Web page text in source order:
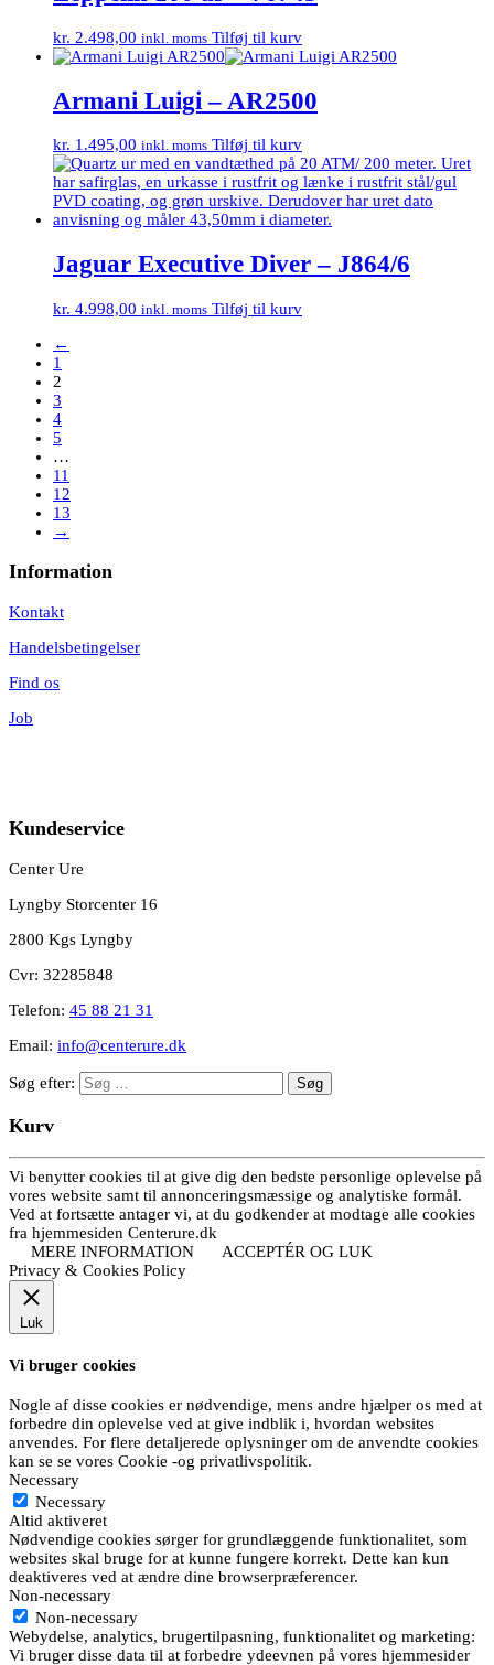
kr. 2.498,00 inkl. moms Tilføj til kurv
Armani Luigi – AR2500
kr. 1.495,00 inkl. moms Tilføj til kurv
Jaguar Executive Diver – J864/6
kr. 4.998,00 inkl. moms Tilføj til kurv
←
1
2
3
4
5
…
11
12
13
→
Information
Kontakt
Handelsbetingelser
Find os
Job
Kundeservice
Center Ure
Lyngby Storcenter 16
2800 Kgs Lyngby
Cvr: 32285848
Telefon: 45 88 21 31
Email: info@centerure.dk
Søg efter:
Kurv
Vi benytter cookies til at give dig den bedste personlige oplevelse på
vores website samt til annonceringsmæssige og analytiske formål.
Ved at fortsætte antager vi, at du godkender at modtage alle cookies
fra hjemmesiden Centerure.dk
MERE INFORMATION
ACCEPTÉR OG LUK
Privacy & Cookies Policy
Luk
Vi bruger cookies
Nogle af disse cookies er nødvendige, mens andre hjælper os med at
forbedre din oplevelse ved at give indblik i, hvordan websites
anvendes. For flere detaljerede oplysninger om de anvendte cookies
kan se se vores Cookie -og privatlivspolitik.
Necessary
Necessary
Altid aktiveret
Nødvendige cookies sørger for grundlæggende funktionalitet, som
websites skal bruge for at kunne fungere korrekt. Dette kan kun
deaktiveres ved at ændre dine browserpræferencer.
Non-necessary
Non-necessary
Webydelse, analytics, brugertilpasning, funktionalitet og marketing:
Vi bruger disse data til at forbedre ydeevnen på vores hjemmesider